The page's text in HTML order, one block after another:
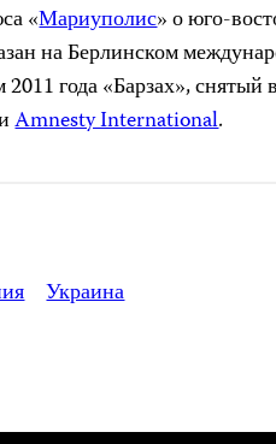
«Мариуполис» о юго-
на Берлинском
года «Барзах»,
Amnesty International.
Украина